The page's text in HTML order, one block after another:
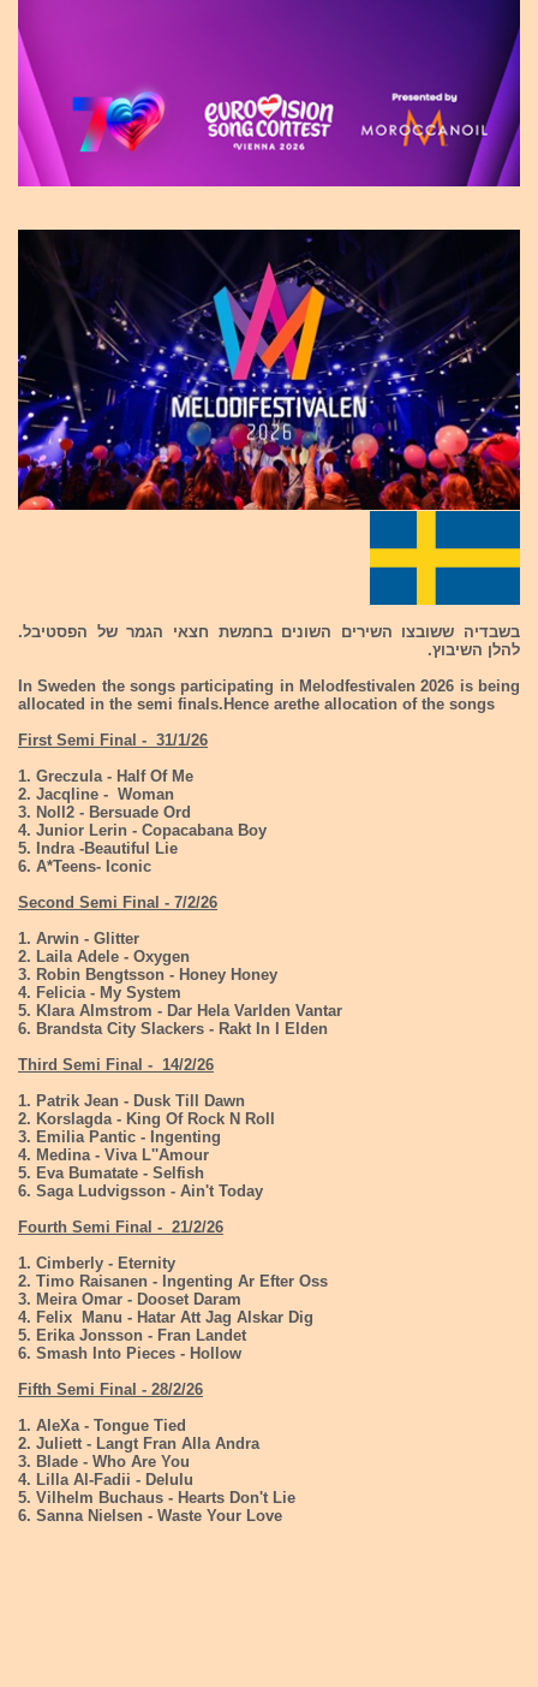
בשבדיה ששובצו השירים השונים בחמשת חצאי הגמר של הפסטיבל.
להלן השיבוץ.
In Sweden the songs participating in Melodfestivalen 2026 is being
allocated in the semi finals.Hence arethe allocation of the songs
First Semi Final - 31/1/26
1. Greczula - Half Of Me
2. Jacqline - Woman
3. Noll2 - Bersuade Ord
4. Junior Lerin - Copacabana Boy
5. Indra -Beautiful Lie
6. A*Teens- Iconic
Second Semi Final - 7/2/26
1. Arwin - Glitter
2. Laila Adele - Oxygen
3. Robin Bengtsson - Honey Honey
4. Felicia - My System
5. Klara Almstrom - Dar Hela Varlden Vantar
6. Brandsta City Slackers - Rakt In I Elden
Third Semi Final - 14/2/26
1. Patrik Jean - Dusk Till Dawn
2. Korslagda - King Of Rock N Roll
3. Emilia Pantic - Ingenting
4. Medina - Viva L''Amour
5. Eva Bumatate - Selfish
6. Saga Ludvigsson - Ain't Today
Fourth Semi Final - 21/2/26
1. Cimberly - Eternity
2. Timo Raisanen - Ingenting Ar Efter Oss
3. Meira Omar - Dooset Daram
4. Felix Manu - Hatar Att Jag Alskar Dig
5. Erika Jonsson - Fran Landet
6. Smash Into Pieces - Hollow
Fifth Semi Final - 28/2/26
1. AleXa - Tongue Tied
2. Juliett - Langt Fran Alla Andra
3. Blade - Who Are You
4. Lilla Al-Fadii - Delulu
5. Vilhelm Buchaus - Hearts Don't Lie
6. Sanna Nielsen - Waste Your Love